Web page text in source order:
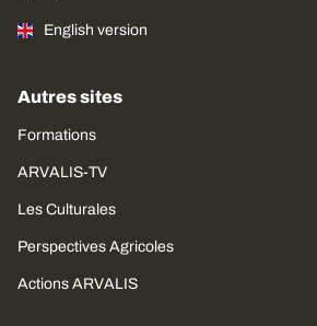
English version
Autres sites
Formations
ARVALIS-TV
Les Culturales
Perspectives Agricoles
Actions ARVALIS